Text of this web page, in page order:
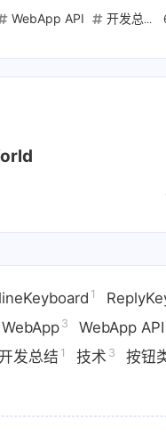
WebApp API 开发总结
1
WebApp 3 WebApp API
发总结 1 技术 3 按钮